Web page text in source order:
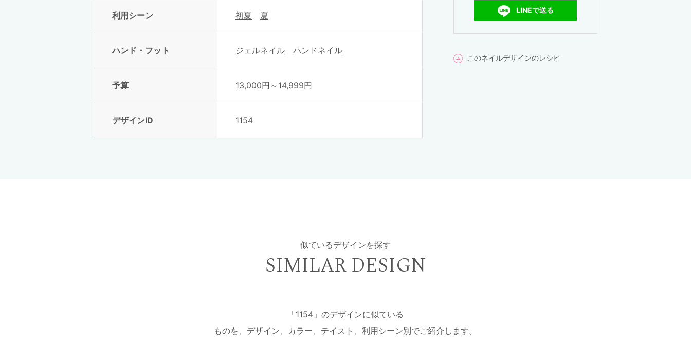
利用シーン 初夏 夏
ハンド・フット ジェルネイル ハンドネイル
予算 13,000円～14,999円
デザインID 1154
LINEで送る
このネイルデザインのレシピ
似ているデザインを探す
SIMILAR DESIGN
「1154」のデザインに似ている
ものを、デザイン、カラー、テイスト、利用シーン別でご紹介します。